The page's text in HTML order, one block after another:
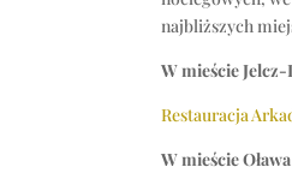
najbliższych
W mieście
Restauracja
W mieście